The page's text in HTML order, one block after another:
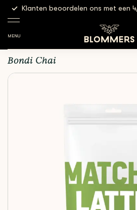
Klanten beoordelen ons met een
MENUBondi Chai - Matcha |
Bondi Chai